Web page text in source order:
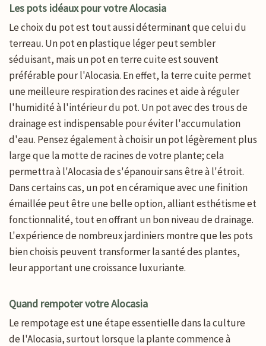
Les pots idéaux pour votre Alocasia
Le choix du pot est tout aussi déterminant que celui du
terreau. Un pot en plastique léger peut sembler
séduisant, mais un pot en terre cuite est souvent
préférable pour l'Alocasia. En effet, la terre cuite permet
une meilleure respiration des racines et aide à réguler
l'humidité à l'intérieur du pot. Un pot avec des trous de
drainage est indispensable pour éviter l'accumulation
d'eau. Pensez également à choisir un pot légèrement plus
large que la motte de racines de votre plante; cela
permettra à l'Alocasia de s'épanouir sans être à l'étroit.
Dans certains cas, un pot en céramique avec une finition
émaillée peut être une belle option, alliant esthétisme et
fonctionnalité, tout en offrant un bon niveau de drainage.
L'expérience de nombreux jardiniers montre que les pots
bien choisis peuvent transformer la santé des plantes,
leur apportant une croissance luxuriante.
Quand rempoter votre Alocasia
Le rempotage est une étape essentielle dans la culture
de l'Alocasia, surtout lorsque la plante commence à